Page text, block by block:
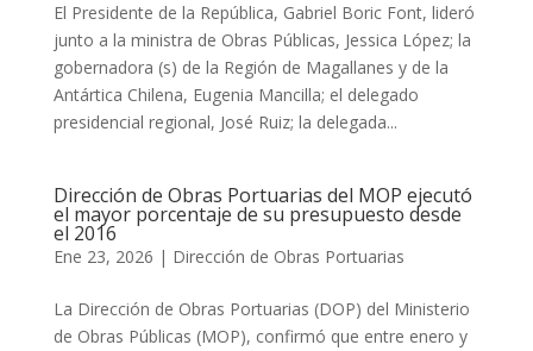
El Presidente de la República, Gabriel Boric Font, lideró
junto a la ministra de Obras Públicas, Jessica López; la
gobernadora (s) de la Región de Magallanes y de la
Antártica Chilena, Eugenia Mancilla; el delegado
presidencial regional, José Ruiz; la delegada...
Dirección de Obras Portuarias del MOP ejecutó
el mayor porcentaje de su presupuesto desde
el 2016
Ene 23, 2026 | Dirección de Obras Portuarias
La Dirección de Obras Portuarias (DOP) del Ministerio
de Obras Públicas (MOP), confirmó que entre enero y